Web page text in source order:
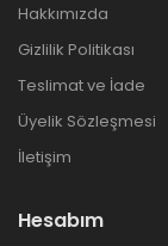
Hakkımızda
Gizlilik Politikası
Teslimat ve İade
Üyelik Sözleşmesi
İletişim
Hesabım